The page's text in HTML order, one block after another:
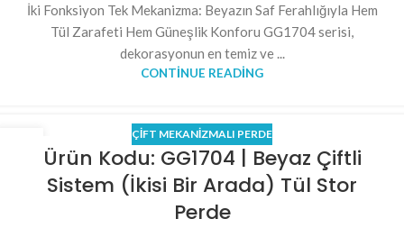
İki Fonksiyon Tek Mekanizma: Beyazın Saf Ferahlığıyla Hem
Tül Zarafeti Hem Güneşlik Konforu GG1704 serisi,
dekorasyonun en temiz ve ...
CONTINUE READING
ÇIFT MEKANIZMALI PERDE
Ürün Kodu: GG1704 | Beyaz Çiftli
Sistem (İkisi Bir Arada) Tül Stor
Perde